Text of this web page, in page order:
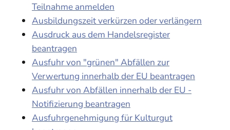
Teilnahme anmelden
Ausbildungszeit verkürzen oder verlängern
Ausdruck aus dem Handelsregister
beantragen
Ausfuhr von "grünen" Abfällen zur
Verwertung innerhalb der EU beantragen
Ausfuhr von Abfällen innerhalb der EU -
Notifizierung beantragen
Ausfuhrgenehmigung für Kulturgut